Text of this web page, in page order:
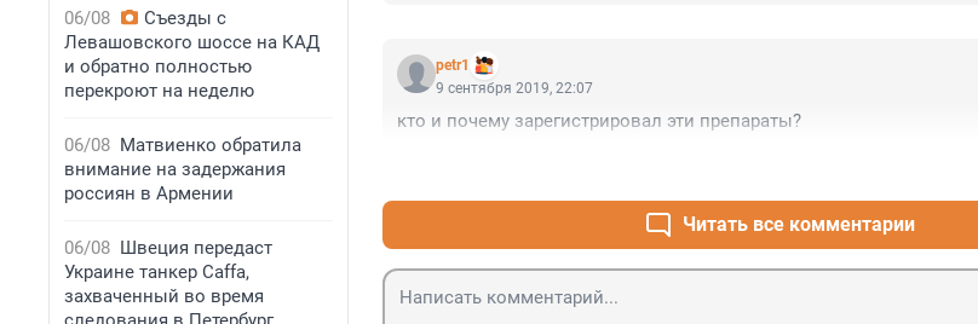
06/08
Съезды с
Левашовского шоссе на КАД
и обратно полностью
перекроют на неделю
06/08 Матвиенко обратила
внимание на задержания
россиян в Армении
06/08 Швеция передаст
Украине танкер Caffa,
захваченный во время
petr1
9 сентября 2019, 22:07
кто и почему зарегистрировал эти препараты?
Читать все комментарии